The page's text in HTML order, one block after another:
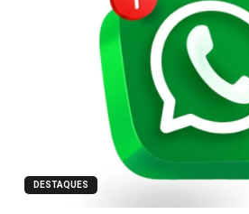
DESTAQUES